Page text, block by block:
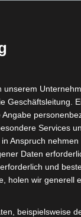
wegen des
beim und
Paar am
sehr laut
21.06.2023 und
beobachtet
Frau machen
Geschäftsleitung.
Services
Anspruch
Daten
und
holen wir generell
beispielsweise